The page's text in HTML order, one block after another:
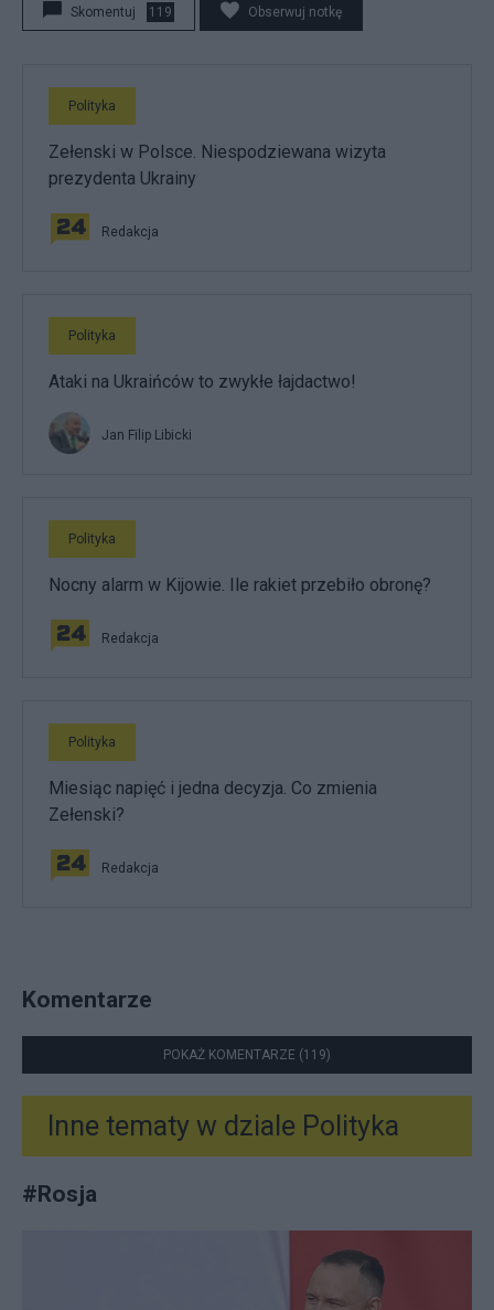
Skomentuj 119 Obserwuj notkę
Polityka
Zełenski w Polsce. Niespodziewana wizyta
prezydenta Ukrainy
Redakcja
Polityka
Ataki na Ukraińców to zwykłe łajdactwo!
Jan Filip Libicki
Polityka
Nocny alarm w Kijowie. Ile rakiet przebiło obronę?
Redakcja
Polityka
Miesiąc napięć i jedna decyzja. Co zmienia
Zełenski?
Redakcja
Komentarze
POKAŻ KOMENTARZE (119)
Inne tematy w dziale Polityka
#Rosja